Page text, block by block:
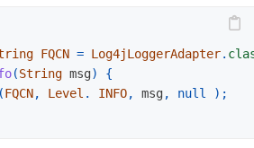
FQCN = Log4jLoggerAdapter.
(String msg)
{
(FQCN, Level . INFO, msg, null
);